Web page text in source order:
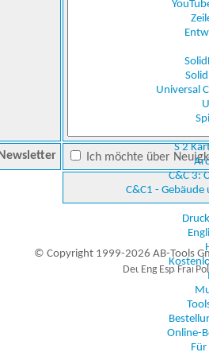
Universal
S 2
C&C 3:
C&C1 -
Online-
Newsletter Ich möchte über
© Copyright 1999-2026 AB-Tools
Auxiliary